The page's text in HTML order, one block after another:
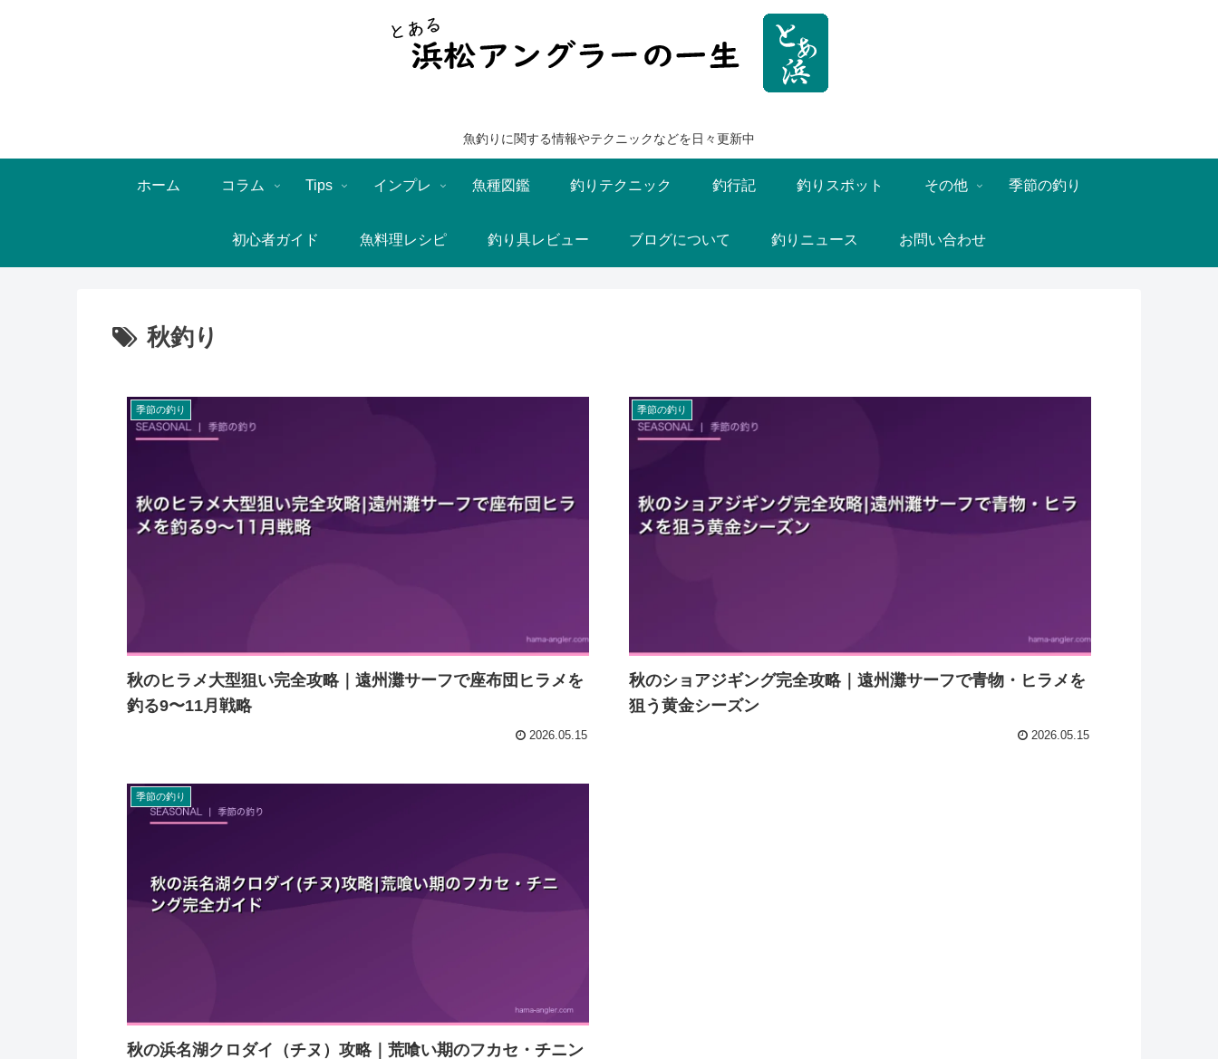
魚釣りに関する情報やテクニックなどを日々更新中
ホーム コラム Tips インプレ 魚種図鑑 釣りテクニック 釣行記 釣りスポット その他 季節の釣り
初心者ガイド 魚料理レシピ 釣り具レビュー ブログについて 釣りニュース お問い合わせ
秋釣り
季節の釣り
秋のヒラメ大型狙い完全攻略｜遠州灘サーフで座布団ヒラメを
釣る9〜11月戦略
2026.05.15
季節の釣り
秋のショアジギング完全攻略｜遠州灘サーフで青物・ヒラメを
狙う黄金シーズン
2026.05.15
季節の釣り
秋の浜名湖クロダイ（チヌ）攻略｜荒喰い期のフカセ・チニン